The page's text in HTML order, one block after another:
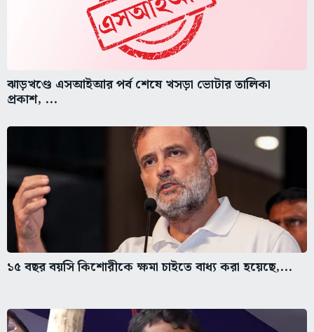
ঝাড়খণ্ডে এসআইআর পর্ব শেষে খসড়া ভোটার তালিকা
প্রকাশ, ...
১৫ বছর বয়সি কিশোরীকে ক্ষমা চাইতে বাধ্য করা হয়েছে,...